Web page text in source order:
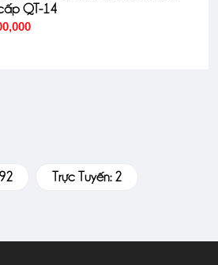
QT-14
Trực Tuyến: 2